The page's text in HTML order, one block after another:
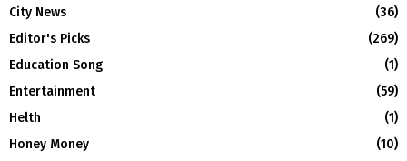
City News
(36)
Editor's Picks
(269)
Education Song
(1)
Entertainment
(59)
Helth
(1)
Honey Money
(10)